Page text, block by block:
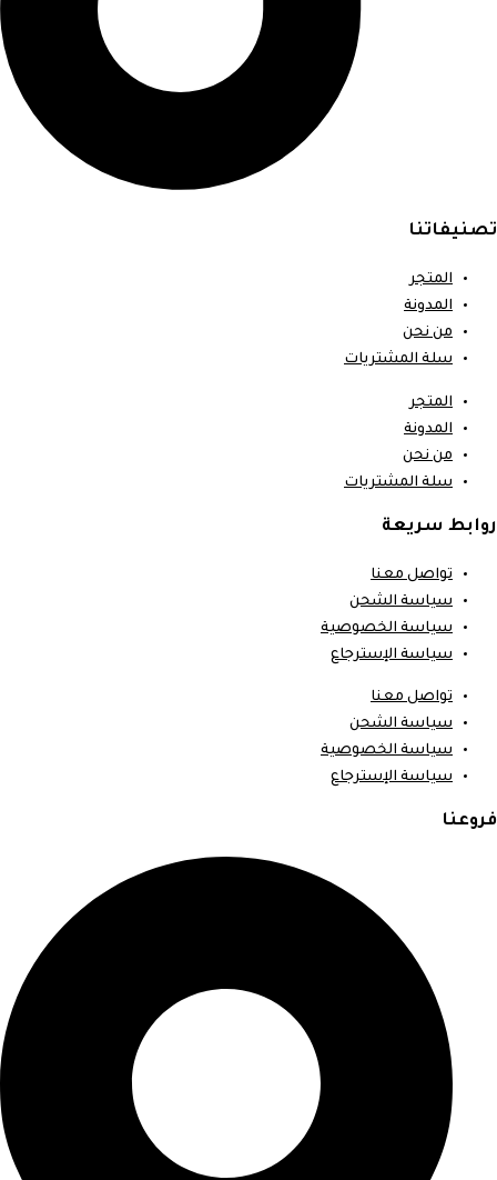
تصنيفاتنا
المتجر
المدونة
من نحن
سلة المشتريات
المتجر
المدونة
من نحن
سلة المشتريات
روابط سريعة
تواصل معنا
سياسة الشحن
سياسة الخصوصية
سياسة الإسترجاع
تواصل معنا
سياسة الشحن
سياسة الخصوصية
سياسة الإسترجاع
فروعنا